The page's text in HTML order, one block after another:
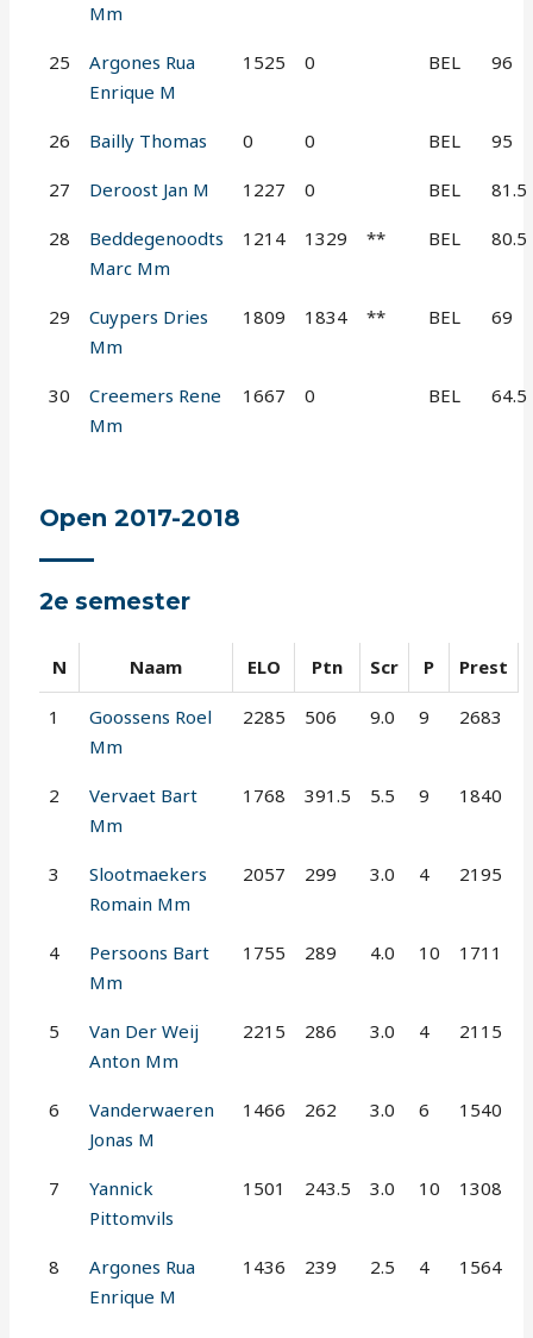
Mm
25
Argones Rua
Enrique M
1525 0 BEL 96
26 Bailly Thomas 0 0 BEL 95
27 Deroost Jan M 1227 0 BEL 81.5
28
Beddegenoodts
Marc Mm
1214 1329 ** BEL 80.5
29
Cuypers Dries
Mm
1809 1834 ** BEL 69
30
Creemers Rene
Mm
1667 0 BEL 64.5
Open 2017-2018
2e semester
N Naam ELO Ptn Scr P Prest
1
Goossens Roel
Mm
2285 506 9.0 9 2683
2
Vervaet Bart
Mm
1768 391.5 5.5 9 1840
3
Slootmaekers
Romain Mm
2057 299 3.0 4 2195
4
Persoons Bart
Mm
1755 289 4.0 10 1711
5
Van Der Weij
Anton Mm
2215 286 3.0 4 2115
6
Vanderwaeren
Jonas M
1466 262 3.0 6 1540
7
Yannick
Pittomvils
1501 243.5 3.0 10 1308
8
Argones Rua
Enrique M
1436 239 2.5 4 1564